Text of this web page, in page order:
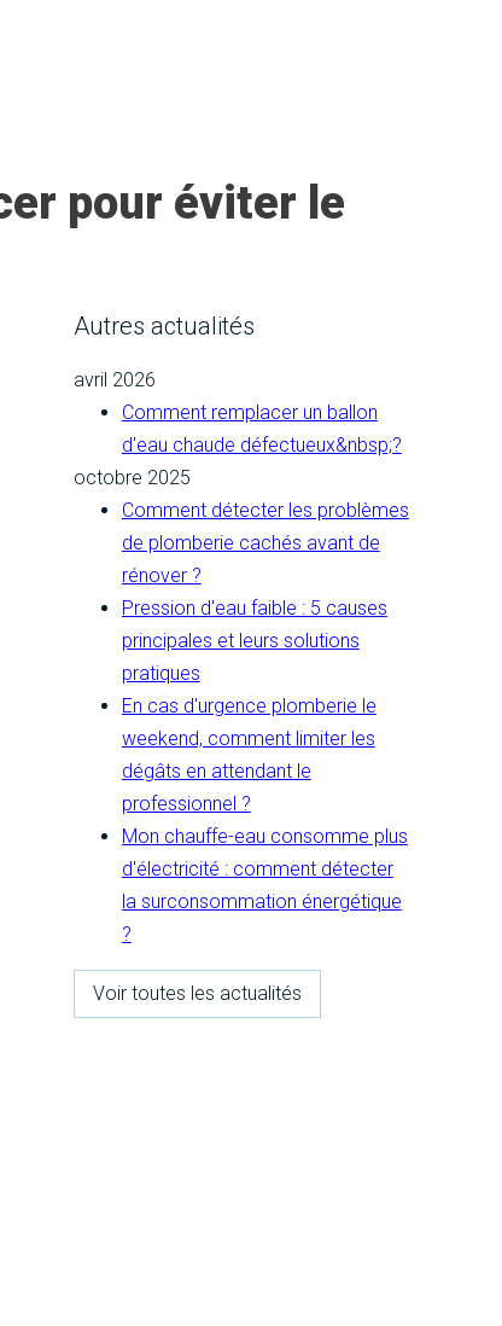
pour éviter le
Autres actualités
avril 2026
Comment remplacer un ballon
d'eau chaude défectueux&nbsp;?
octobre 2025
Comment détecter les problèmes
de plomberie cachés avant de
rénover ?
Pression d'eau faible : 5 causes
principales et leurs solutions
pratiques
En cas d'urgence plomberie le
weekend, comment limiter les
dégâts en attendant le
professionnel ?
Mon chauffe-eau consomme plus
d'électricité : comment détecter
la surconsommation énergétique
?
Voir toutes les actualités